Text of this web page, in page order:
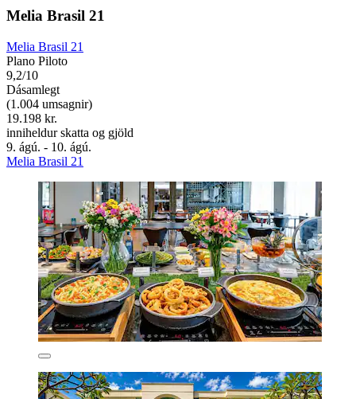
Melia Brasil 21
Melia Brasil 21
Plano Piloto
9,2/10
Dásamlegt
(1.004 umsagnir)
19.198 kr.
inniheldur skatta og gjöld
9. ágú. - 10. ágú.
Melia Brasil 21